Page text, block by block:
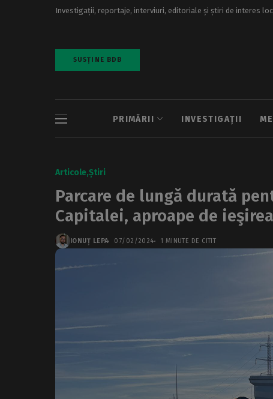
Investigații, reportaje, interviuri, editoriale și știri de interes
SUSȚINE BDB
PRIMĂRII INVESTIGAȚII
Articole Știri
Parcare de lungă durată
Capitalei, aproape de ieşirea
IONUȚ LEPA 07/02/2024 1 MINUTE DE CITIT